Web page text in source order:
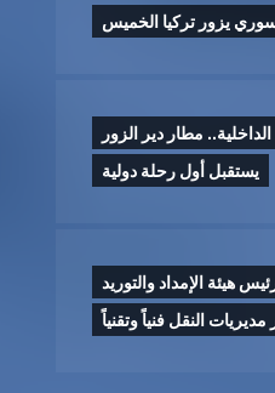
يزور تركيا الخميس
مطار دير الزور
يستقبل أول رحلة دولية
هيئة الإمداد والتوريد
النقل فنياً وتقنياً